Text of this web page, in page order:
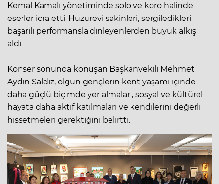
Kemal Kamalı yönetiminde solo ve koro halinde
eserler icra etti. Huzurevi sakinleri, sergiledikleri
başarılı performansla dinleyenlerden büyük alkış
aldı.
Konser sonunda konuşan Başkanvekili Mehmet
Aydın Saldız, olgun gençlerin kent yaşamı içinde
daha güçlü biçimde yer almaları, sosyal ve kültürel
hayata daha aktif katılmaları ve kendilerini değerli
hissetmeleri gerektiğini belirtti.